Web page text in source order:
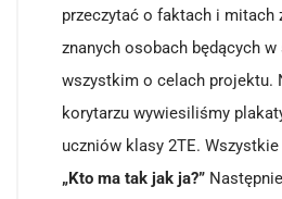
przeczytać o faktach i mitach
znanych osobach będących
wszystkim o celach projektu.
korytarzu wywiesiliśmy
uczniów klasy 2TE. Wszystkie
„Kto ma tak jak ja?”